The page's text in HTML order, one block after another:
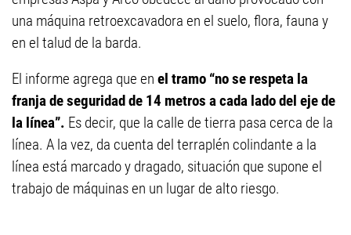
una máquina retroexcavadora en el suelo, flora, fauna y
en el talud de la barda.
El informe agrega que en el tramo “no se respeta la
franja de seguridad de 14 metros a cada lado del eje de
la línea”. Es decir, que la calle de tierra pasa cerca de la
línea. A la vez, da cuenta del terraplén colindante a la
línea está marcado y dragado, situación que supone el
trabajo de máquinas en un lugar de alto riesgo.